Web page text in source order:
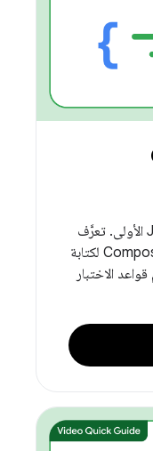
أنشئ اختبارات Jetpack Compose الأولى. تعرَّف
على كيفية استخدام عناصر اختبار Compose لكتابة
الاختبار